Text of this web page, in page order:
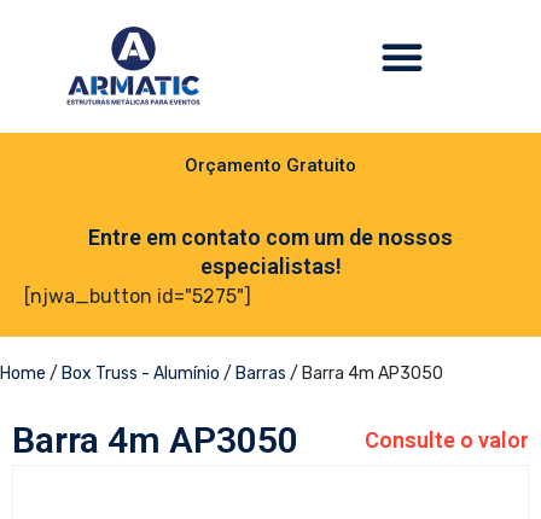
Orçamento Gratuito
Entre em contato com um de nossos
especialistas!
[njwa_button id="5275"]
Home / Box Truss - Alumínio / Barras / Barra 4m AP3050
Barra 4m AP3050 Consulte o valor